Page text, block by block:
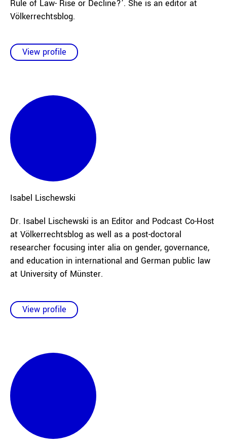
Rule of Law- Rise or Decline?’. She is an editor at
Völkerrechtsblog.
View profile
Isabel Lischewski
Dr. Isabel Lischewski is an Editor and Podcast Co-Host
at Völkerrechtsblog as well as a post-doctoral
researcher focusing inter alia on gender, governance,
and education in international and German public law
at University of Münster.
View profile